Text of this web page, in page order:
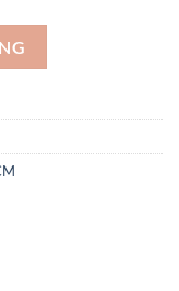
lượng